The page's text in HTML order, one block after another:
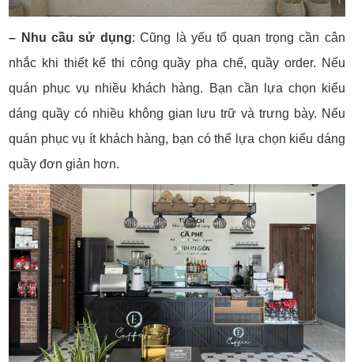
– Nhu cầu sử dụng: Cũng là yếu tố quan trọng cần cân
nhắc khi thiết kế thi công quầy pha chế, quầy order. Nếu
quán phục vụ nhiều khách hàng. Bạn cần lựa chọn kiểu
dáng quầy có nhiều không gian lưu trữ và trưng bày. Nếu
quán phục vụ ít khách hàng, bạn có thể lựa chọn kiểu dáng
quầy đơn giản hơn.